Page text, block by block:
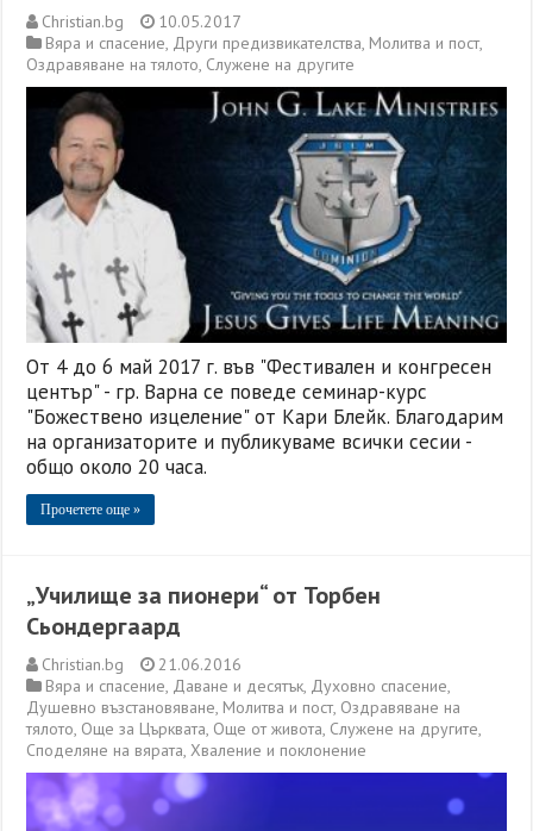
Christian.bg
10.05.2017
Вяра и спасение, Други предизвикателства, Молитва и пост,
Оздравяване на тялото, Служене на другите
От 4 до 6 май 2017 г. във "Фестивален и конгресен
център" - гр. Варна се поведе семинар-курс
"Божествено изцеление" от Кари Блейк. Благодарим
на организаторите и публикуваме всички сесии -
общо около 20 часа.
Прочетете още »
„Училище за пионери“ от Торбен
Сьондергаард
Christian.bg
21.06.2016
Вяра и спасение, Даване и десятък, Духовно спасение,
Душевно възстановяване, Молитва и пост, Оздравяване на
тялото, Още за Църквата, Още от живота, Служене на другите,
Споделяне на вярата,Хваление и поклонение